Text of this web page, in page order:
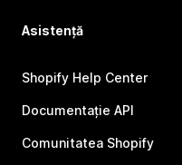
Asistență
Shopify Help Center
Documentație API
Comunitatea Shopify